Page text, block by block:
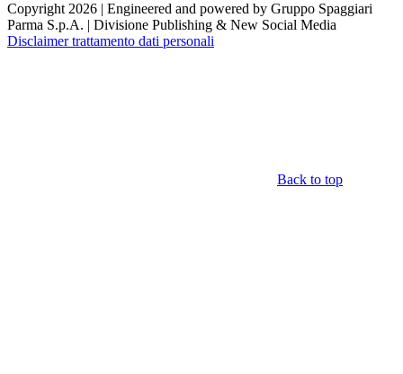
Copyright 2026 | Engineered and powered by Gruppo Spaggiari
Parma S.p.A. | Divisione Publishing & New Social Media
Disclaimer trattamento dati personali
Back to top